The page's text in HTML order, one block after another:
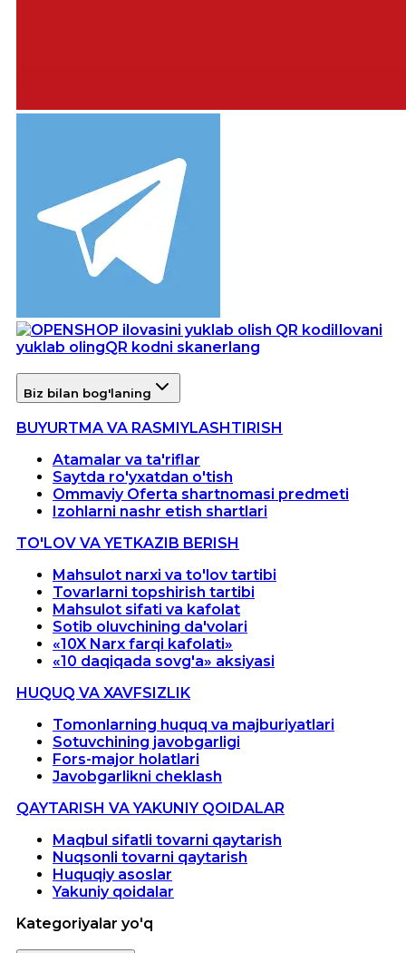
Ilovani
yuklab olingQR kodni skanerlang
Biz bilan bog'laning
BUYURTMA VA RASMIYLASHTIRISH
Atamalar va ta'riflar
Saytda ro'yxatdan o'tish
Ommaviy Oferta shartnomasi predmeti
Izohlarni nashr etish shartlari
TO'LOV VA YETKAZIB BERISH
Mahsulot narxi va to'lov tartibi
Tovarlarni topshirish tartibi
Mahsulot sifati va kafolat
Sotib oluvchining da'volari
«10X Narx farqi kafolati»
«10 daqiqada sovg'a» aksiyasi
HUQUQ VA XAVFSIZLIK
Tomonlarning huquq va majburiyatlari
Sotuvchining javobgarligi
Fors-major holatlari
Javobgarlikni cheklash
QAYTARISH VA YAKUNIY QOIDALAR
Maqbul sifatli tovarni qaytarish
Nuqsonli tovarni qaytarish
Huquqiy asoslar
Yakuniy qoidalar
Kategoriyalar yo'q